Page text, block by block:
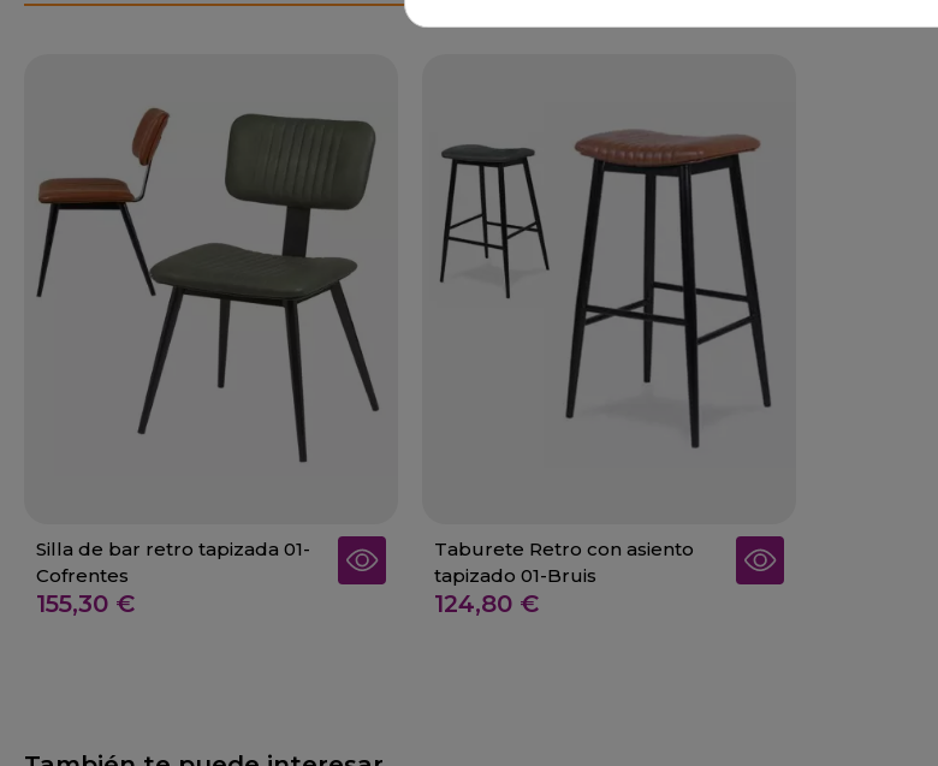
Silla de bar retro tapizada 01-
Cofrentes
155,30 €
Taburete Retro con asiento
tapizado 01-Bruis
124,80 €